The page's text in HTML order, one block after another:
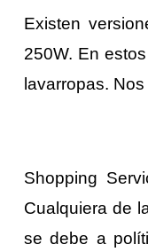
Existen
250W. En
lavarropas.
Shopping
Cualquiera de
se debe a